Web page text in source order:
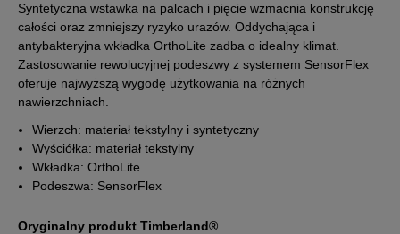
32,5 20 cm Powiadom o dostępności
Powiadom o dostępności
34 20,5 cm Powiadom o dostępności
34,5 21 cm
35 21,5 cm
Syntetyczna wstawka na palcach i pięcie wzmacnia konstrukcję
całości oraz zmniejszy ryzyko urazów. Oddychająca i
antybakteryjna wkładka OrthoLite zadba o idealny klimat.
Zastosowanie rewolucyjnej podeszwy z systemem SensorFlex
oferuje najwyższą wygodę użytkowania na różnych
nawierzchniach.
Wierzch: materiał tekstylny i syntetyczny
Wyściółka: materiał tekstylny
Wkładka: OrthoLite
Podeszwa: SensorFlex
Oryginalny produkt Timberland®